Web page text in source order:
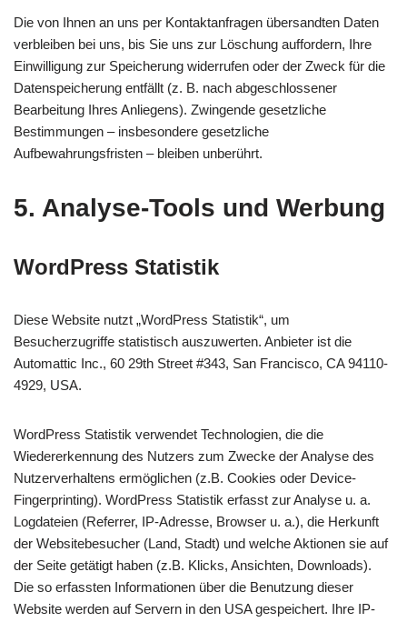
Die von Ihnen an uns per Kontaktanfragen übersandten Daten
verbleiben bei uns, bis Sie uns zur Löschung auffordern, Ihre
Einwilligung zur Speicherung widerrufen oder der Zweck für die
Datenspeicherung entfällt (z. B. nach abgeschlossener
Bearbeitung Ihres Anliegens). Zwingende gesetzliche
Bestimmungen – insbesondere gesetzliche
Aufbewahrungsfristen – bleiben unberührt.
5. Analyse-Tools und Werbung
WordPress Statistik
Diese Website nutzt „WordPress Statistik“, um
Besucherzugriffe statistisch auszuwerten. Anbieter ist die
Automattic Inc., 60 29th Street #343, San Francisco, CA 94110-
4929, USA.
WordPress Statistik verwendet Technologien, die die
Wiedererkennung des Nutzers zum Zwecke der Analyse des
Nutzerverhaltens ermöglichen (z.B. Cookies oder Device-
Fingerprinting). WordPress Statistik erfasst zur Analyse u. a.
Logdateien (Referrer, IP-Adresse, Browser u. a.), die Herkunft
der Websitebesucher (Land, Stadt) und welche Aktionen sie auf
der Seite getätigt haben (z.B. Klicks, Ansichten, Downloads).
Die so erfassten Informationen über die Benutzung dieser
Website werden auf Servern in den USA gespeichert. Ihre IP-